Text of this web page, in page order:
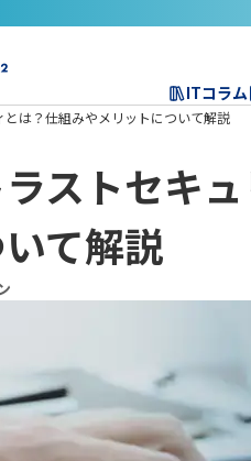
ITコラム
とは？仕組みやメリットについて解説
ストセキ
いて解説